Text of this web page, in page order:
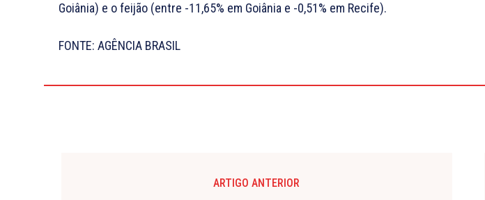
Goiânia) e o feijão (entre -11,65% em Goiânia e -0,51% em Recife).
FONTE: AGÊNCIA BRASIL
ARTIGO ANTERIOR